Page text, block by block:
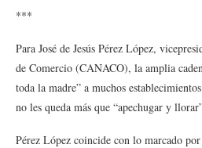
***
Para José de Jesús Pérez López,
de Comercio (CANACO), la amplia
toda la madre” a muchos
no les queda más que “apechugar y
Pérez López coincide con lo marcado